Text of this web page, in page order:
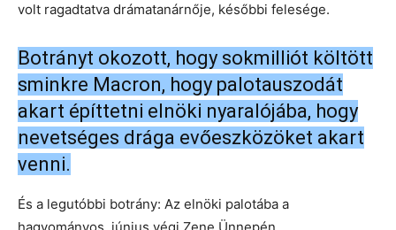
volt ragadtatva drámatanárnője, későbbi felesége.
Botrányt okozott, hogy sokmilliót költött
sminkre Macron, hogy palotauszodát
akart építtetni elnöki nyaralójába, hogy
nevetséges drága evőeszközöket akart
venni.
És a legutóbbi botrány: Az elnöki palotába a